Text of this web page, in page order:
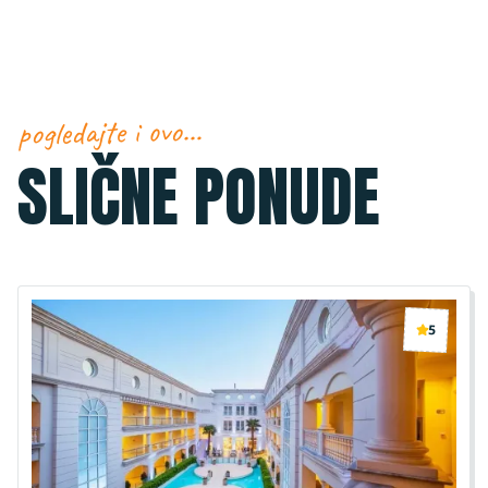
pogledajte i ovo…
SLIČNE PONUDE
5